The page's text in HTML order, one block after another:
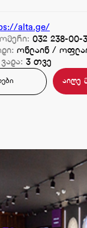
alta.ge/
032 238-00-
ონლაინ /
3 თვე
აიღე